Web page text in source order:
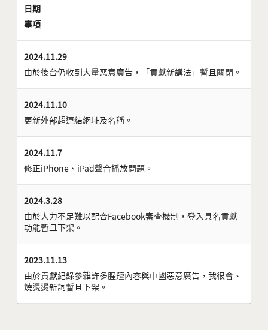
日期
事項
2024.11.29
由於後台仍收到大量惡意廣告，「貢獻新講法」暫且關閉。
2024.11.10
更新外部超連結網址及名稱。
2024.11.7
修正iPhone、iPad聲音播放問題。
2024.3.28
由於人力不足難以配合Facebook審查機制，登入具名貢獻
功能暫且下架。
2023.11.13
由於貢獻紀錄參雜許多腥羶內容與中國惡意廣告，我很會、
燒燙燙新詞暫且下架。